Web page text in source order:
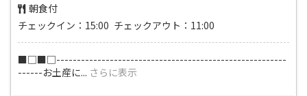
朝食付
チェックイン：15:00 チェックアウト：11:00
■□■□--------------------------------------------------------
------お土産に... さらに表示